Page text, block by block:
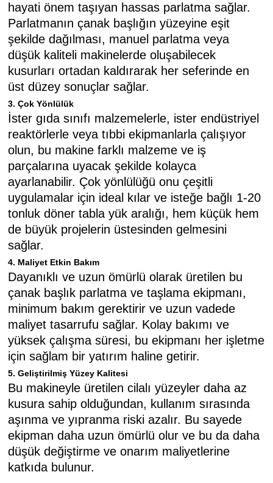
hayati önem taşıyan hassas parlatma sağlar.
Parlatmanın çanak başlığın yüzeyine eşit
şekilde dağılması, manuel parlatma veya
düşük kaliteli makinelerde oluşabilecek
kusurları ortadan kaldırarak her seferinde en
üst düzey sonuçlar sağlar.
3. Çok Yönlülük
İster gıda sınıfı malzemelerle, ister endüstriyel
reaktörlerle veya tıbbi ekipmanlarla çalışıyor
olun, bu makine farklı malzeme ve iş
parçalarına uyacak şekilde kolayca
ayarlanabilir. Çok yönlülüğü onu çeşitli
uygulamalar için ideal kılar ve isteğe bağlı 1-20
tonluk döner tabla yük aralığı, hem küçük hem
de büyük projelerin üstesinden gelmesini
sağlar.
4. Maliyet Etkin Bakım
Dayanıklı ve uzun ömürlü olarak üretilen bu
çanak başlık parlatma ve taşlama ekipmanı,
minimum bakım gerektirir ve uzun vadede
maliyet tasarrufu sağlar. Kolay bakımı ve
yüksek çalışma süresi, bu ekipmanı her işletme
için sağlam bir yatırım haline getirir.
5. Geliştirilmiş Yüzey Kalitesi
Bu makineyle üretilen cilalı yüzeyler daha az
kusura sahip olduğundan, kullanım sırasında
aşınma ve yıpranma riski azalır. Bu sayede
ekipman daha uzun ömürlü olur ve bu da daha
düşük değiştirme ve onarım maliyetlerine
katkıda bulunur.